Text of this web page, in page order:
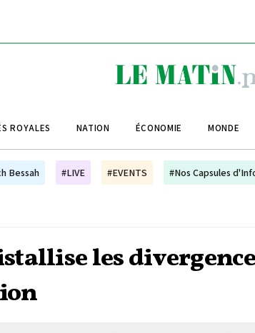
ROYALES NATION ÉCONOMIE MONDE
Bessah #LIVE #EVENTS #Nos Capsules
les